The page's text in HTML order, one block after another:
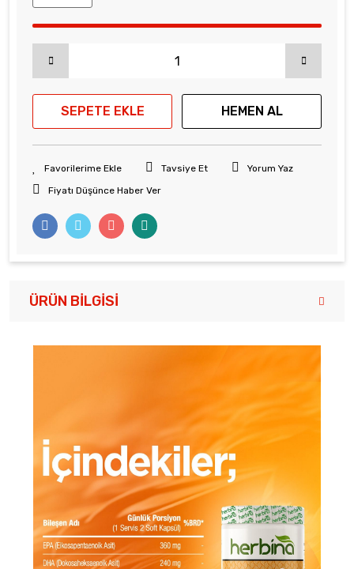
SEPETE EKLE HEMEN AL
Tavsiye Et
Yorum Yaz
Fiyatı Düşünce Haber Ver
ÜRÜN BILGISI